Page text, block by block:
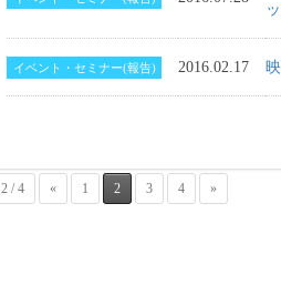
イベント・セミナー(報告) 2016.02.17
2 / 4 « 1 2 3 4 »